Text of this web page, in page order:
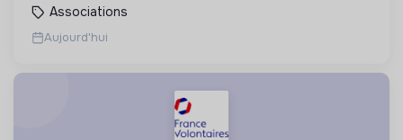
Associations
Aujourd'hui